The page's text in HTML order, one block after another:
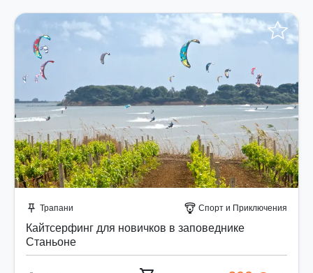
push_pin Трапани paragliding Спорт и Приключения
Кайтсерфинг для новичков в заповеднике
Станьоне